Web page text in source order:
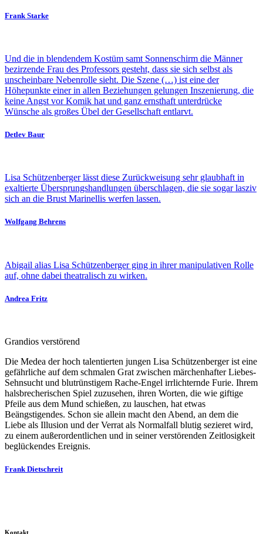
Frank Starke
Und die in blendendem Kostüm samt Sonnenschirm die Männer
bezirzende Frau des Professors gesteht, dass sie sich selbst als
unscheinbare Nebenrolle sieht. Die Szene (…) ist eine der
Höhepunkte einer in allen Beziehungen gelungen Inszenierung, die
keine Angst vor Komik hat und ganz ernsthaft unterdrücke
Wünsche als großes Übel der Gesellschaft entlarvt.
Detlev Baur
Lisa Schützenberger lässt diese Zurückweisung sehr glaubhaft in
exaltierte Übersprungshandlungen überschlagen, die sie sogar lasziv
sich an die Brust Marinellis werfen lassen.
Wolfgang Behrens
Abigail alias Lisa Schützenberger ging in ihrer manipulativen Rolle
auf, ohne dabei theatralisch zu wirken.
Andrea Fritz
Grandios verstörend
Die Medea der hoch talentierten jungen Lisa Schützenberger ist eine
gefährliche auf dem schmalen Grat zwischen märchenhafter Liebes-
Sehnsucht und blutrünstigem Rache-Engel irrlichternde Furie. Ihrem
halsbrecherischen Spiel zuzusehen, ihren Worten, die wie giftige
Pfeile aus dem Mund schießen, zu lauschen, hat etwas
Beängstigendes. Schon sie allein macht den Abend, an dem die
Liebe als Illusion und der Verrat als Normalfall blutig sezieret wird,
zu einem außerordentlichen und in seiner verstörenden Zeitlosigkeit
beglückendes Ereignis.
Frank Dietschreit
Kontakt